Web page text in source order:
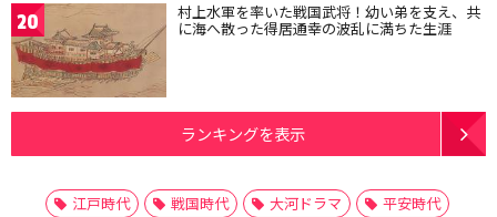
20 村上水軍を率いた戦国武将！幼い弟を支え、共
に海へ散った得居通幸の波乱に満ちた生涯
ランキングを表示
江戸時代 戦国時代 大河ドラマ
平安時代